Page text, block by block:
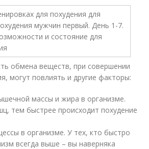
обмена веществ, при совершении
могут повлиять и другие факторы:
массы и жира в организме.
тем быстрее происходит похудение
в организме. У тех, кто быстро
всегда выше – вы наверняка